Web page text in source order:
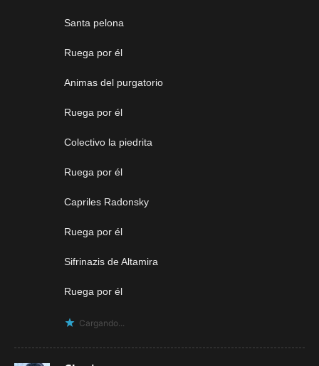
Santa pelona
Ruega por él
Animas del purgatorio
Ruega por él
Colectivo la piedrita
Ruega por él
Capriles Radonsky
Ruega por él
Sifrinazis de Altamira
Ruega por él
Cargando...